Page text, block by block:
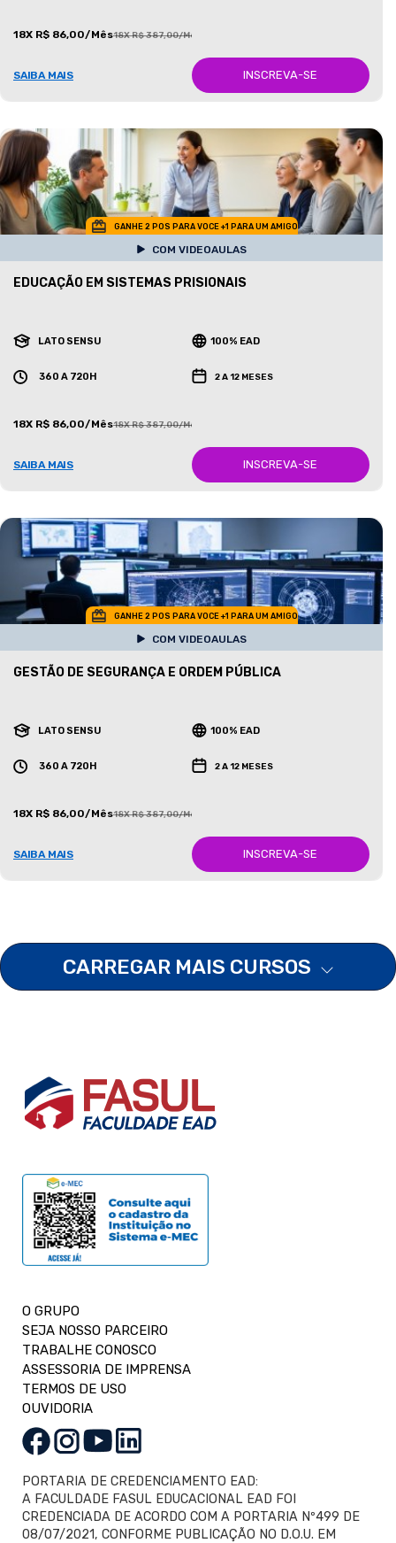
18X R$ 86,00/Mês18X R$ 387,00/Mês
SAIBA MAIS INSCREVA-SE
GANHE 2 POS PARA VOCE +1 PARA UM AMIGO
COM VIDEOAULAS
EDUCAÇÃO EM SISTEMAS PRISIONAIS
LATO SENSU 100% EAD
360 A 720H 2 A 12 MESES
18X R$ 86,00/Mês18X R$ 387,00/Mês
SAIBA MAIS INSCREVA-SE
GANHE 2 POS PARA VOCE +1 PARA UM AMIGO
COM VIDEOAULAS
GESTÃO DE SEGURANÇA E ORDEM PÚBLICA
LATO SENSU 100% EAD
360 A 720H 2 A 12 MESES
18X R$ 86,00/Mês18X R$ 387,00/Mês
SAIBA MAIS INSCREVA-SE
CARREGAR MAIS CURSOS
O GRUPO
SEJA NOSSO PARCEIRO
TRABALHE CONOSCO
ASSESSORIA DE IMPRENSA
TERMOS DE USO
OUVIDORIA
PORTARIA DE CREDENCIAMENTO EAD:
A FACULDADE FASUL EDUCACIONAL EAD FOI
CREDENCIADA DE ACORDO COM A PORTARIA Nº499 DE
08/07/2021, CONFORME PUBLICAÇÃO NO D.O.U. EM